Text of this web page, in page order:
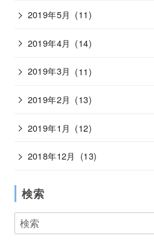
2019年5月 (11)
2019年4月 (14)
2019年3月 (11)
2019年2月 (13)
2019年1月 (12)
2018年12月 (13)
検索